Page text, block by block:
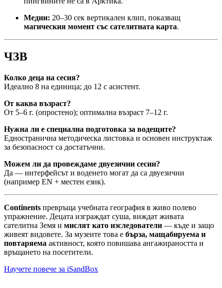
Медии: 20–30 сек вертикален клип, показващ
магическия момент със сателитната карта.
ЧЗВ
Колко деца на сесия?
Идеално 8 на единица; до 12 с асистент.
От каква възраст?
От 5–6 г. (опростено); оптимална възраст 7–12 г.
Нужна ли е специална подготовка за водещите?
Едностранична методическа листовка и основен инструктаж
за безопасност са достатъчни.
Можем ли да провеждаме двуезични сесии?
Да — интерфейсът и воденето могат да са двуезични
(например EN + местен език).
Continents превръща учебната география в живо полево
упражнение. Децата изграждат суша, виждат живата
сателитна Земя и мислят като изследователи — къде и защо
живеят видовете. За музеите това е бърза, мащабируема и
повтаряема активност, която повишава ангажираността и
връщането на посетители.
Научете повече за iSandBox